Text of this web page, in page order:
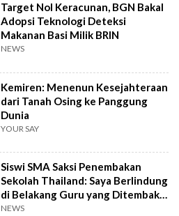
Target Nol Keracunan, BGN Bakal
Adopsi Teknologi Deteksi
Makanan Basi Milik BRIN
NEWS
Kemiren: Menenun Kesejahteraan
dari Tanah Osing ke Panggung
Dunia
YOUR SAY
Siswi SMA Saksi Penembakan
Sekolah Thailand: Saya Berlindung
di Belakang Guru yang Ditembak
Mati
NEWS